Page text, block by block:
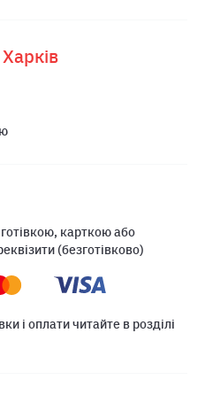
Харкiв
карткою або
(безготівково)
і оплати читайте в розділі